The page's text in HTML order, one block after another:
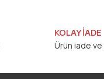
KOLAY İADE
Ürün iade